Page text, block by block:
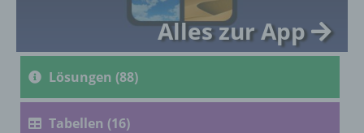
Alles zur App
Lösungen (88)
Tabellen (16)
b) betroffene Person
Betroffene Person ist jede identifizierte oder
personenbezogene Daten von dem für die